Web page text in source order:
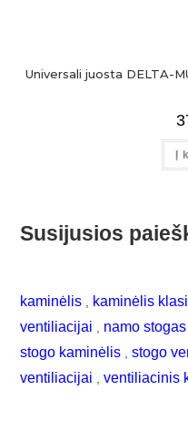
Universali juosta DELTA-
Į
Susijusios
kaminėlis kaminėlis
ventiliacijai
namo stogas
stogo kaminėlis ,stogo
ventiliacijai ,ventiliacinis